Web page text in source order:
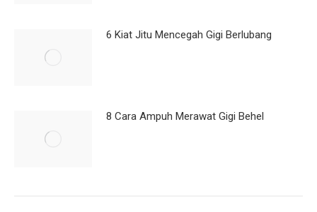
6 Kiat Jitu Mencegah Gigi Berlubang
8 Cara Ampuh Merawat Gigi Behel